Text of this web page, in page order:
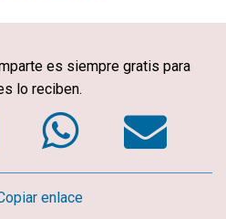
es siempre gratis para
lo reciben.
enlace